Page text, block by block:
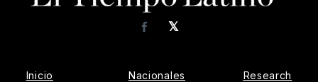
𝕏
Facebook
Inicio Nacionales Research